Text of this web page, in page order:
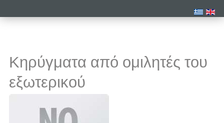
Μελετώντας την Αγία Γραφή
Κηρύγματα από ομιλητές του
εξωτερικού